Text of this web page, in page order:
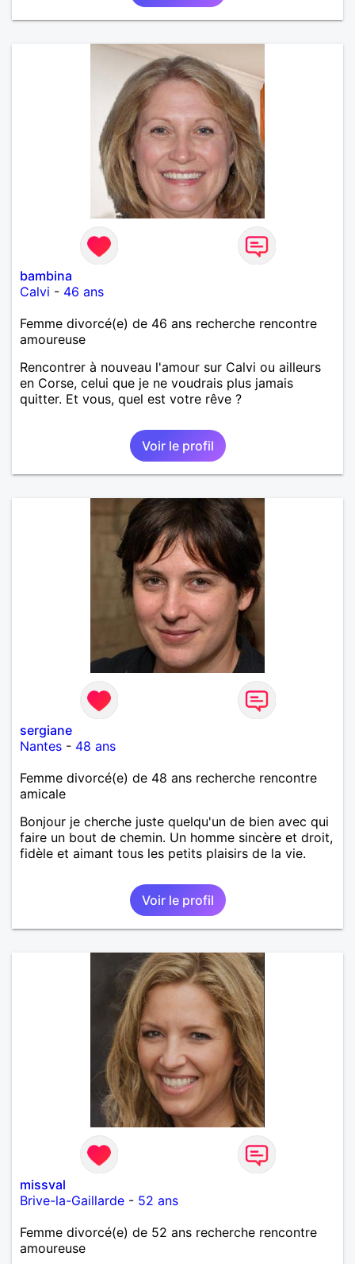
bambina
Calvi - 46 ans
Femme divorcé(e) de 46 ans recherche rencontre
amoureuse
Rencontrer à nouveau l'amour sur Calvi ou ailleurs
en Corse, celui que je ne voudrais plus jamais
quitter. Et vous, quel est votre rêve ?
Voir le profil
sergiane
Nantes - 48 ans
Femme divorcé(e) de 48 ans recherche rencontre
amicale
Bonjour je cherche juste quelqu'un de bien avec qui
faire un bout de chemin. Un homme sincère et droit,
fidèle et aimant tous les petits plaisirs de la vie.
Voir le profil
missval
Brive-la-Gaillarde - 52 ans
Femme divorcé(e) de 52 ans recherche rencontre
amoureuse